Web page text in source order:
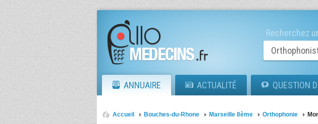
Recherchez
ANNUAIRE ACTUALITÉ QUESTION
Accueil Bouches-du-Rhone Marseille 8ème Orthophonie